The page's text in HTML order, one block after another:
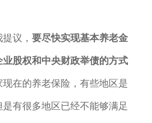
提议，要尽快实现基本养老金
股权和中央财政举债的方式
现在的养老保险，有些地区是
有很多地区已经不能够满足